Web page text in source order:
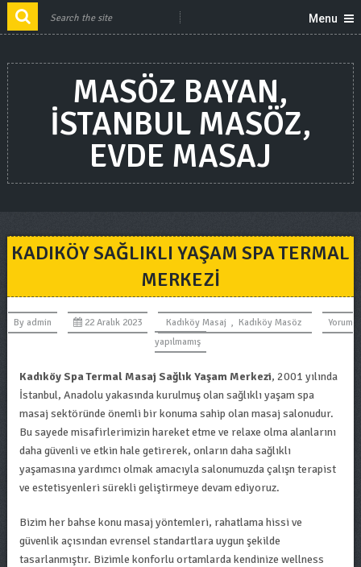
Menu
MASÖZ BAYAN,
ISTANBUL MASÖZ,
EVDE MASAJ
KADIKÖY SAĞLIKLI YAŞAM SPA TERMAL
MERKEZI
By admin 22 Aralık 2023 Kadıköy Masaj , Kadıköy Masöz
Yorum
yapılmamış
Kadıköy Spa Termal Masaj Sağlık Yaşam Merkezi, 2001 yılında
İstanbul, Anadolu yakasında kurulmuş olan sağlıklı yaşam spa
masaj sektöründe önemli bir konuma sahip olan masaj salonudur.
Bu sayede misafirlerimizin hareket etme ve relaxe olma alanlarını
daha güvenli ve etkin hale getirerek, onların daha sağlıklı
yaşamasına yardımcı olmak amacıyla salonumuzda çalışn terapist
ve estetisyenleri sürekli geliştirmeye devam ediyoruz.
Bizim her bahse konu masaj yöntemleri, rahatlama hissi ve
güvenlik açısından evrensel standartlara uygun şekilde
tasarlanmıştır. Bizimle konforlu ortamlarda kendinize wellness